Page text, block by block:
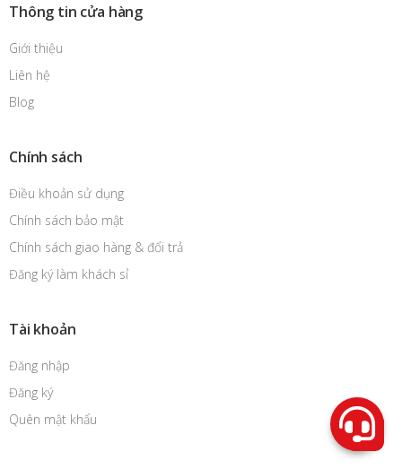
Thông tin cửa hàng
Giới thiệu
Liên hệ
Blog
Chính sách
Điều khoản sử dụng
Chính sách bảo mật
Chính sách giao hàng & đổi trả
Đăng ký làm khách sỉ
Tài khoản
Đăng nhập
Đăng ký
Quên mật khẩu